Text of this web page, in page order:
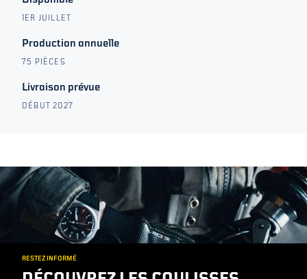
1ER JUILLET
Production annuelle
75 PIÈCES
Livraison prévue
DÉBUT 2027
RESTEZ INFORMÉ